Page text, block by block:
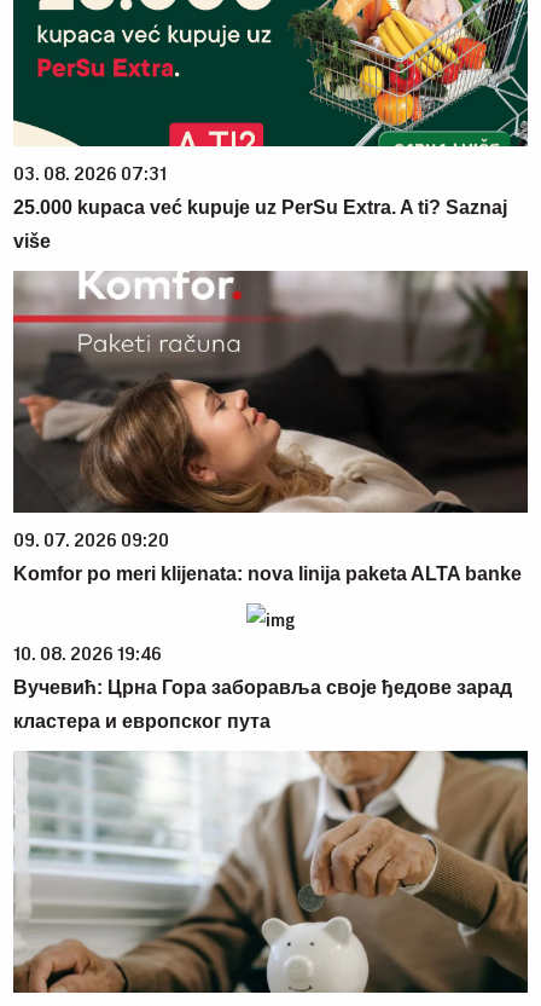
03. 08. 2026 07:31
25.000 kupaca već kupuje uz PerSu Extra. A ti? Saznaj
više
09. 07. 2026 09:20
Komfor po meri klijenata: nova linija paketa ALTA banke
10. 08. 2026 19:46
Вучевић: Црна Гора заборавља своје ђедове зарад
кластера и европског пута